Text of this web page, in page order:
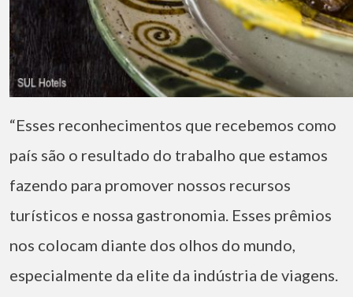
“Esses reconhecimentos que recebemos como
país são o resultado do trabalho que estamos
fazendo para promover nossos recursos
turísticos e nossa gastronomia. Esses prêmios
nos colocam diante dos olhos do mundo,
especialmente da elite da indústria de viagens.